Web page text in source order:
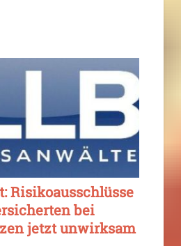
Risikoausschlüsse
bei
jetzt unwirksam